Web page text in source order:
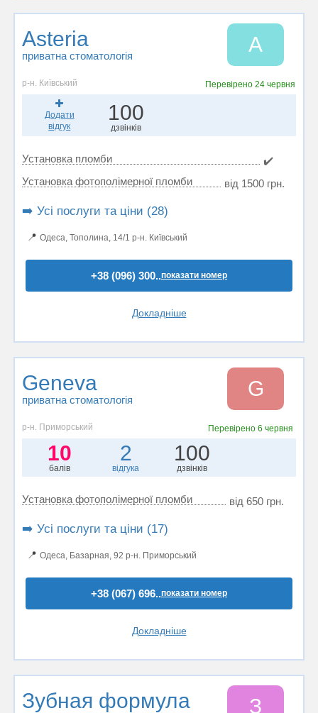
Asteria
приватна стоматологія A
р-н. Київський Перевірено24 червня
Додати
відгук
100
дзвінків
Установка пломби
✔️
Установка фотополімерної пломби
від 1500 грн.
➡️ Усі послуги та ціни (28)
📍 Одеса, Тополина, 14/1 р-н. Київський
+38 (096) 300..показати номер
Докладніше
Geneva
приватна стоматологія G
р-н. Приморський Перевірено 6 червня
10
балів
2
відгука
100
дзвінків
Установка фотополімерної пломби від 650 грн.
➡️ Усі послуги та ціни (17)
📍 Одеса, Базарная, 92 р-н. Приморський
+38 (067) 696..показати номер
Докладніше
Зубная формула З